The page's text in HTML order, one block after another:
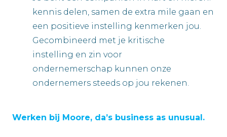
kennis delen, samen de extra mile gaan en
een positieve instelling kenmerken jou.
Gecombineerd met je kritische
instelling en zin voor
ondernemerschap kunnen onze
ondernemers steeds op jou rekenen.
Werken bij Moore, da’s business as unusual.